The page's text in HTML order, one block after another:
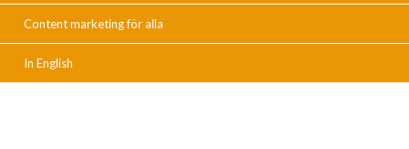
Content marketing för alla
In English